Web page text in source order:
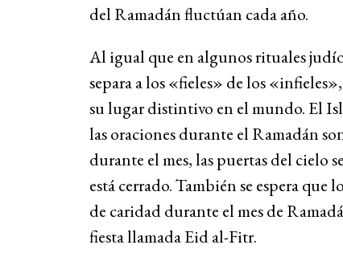
del Ramadán fluctúan cada año.
Al igual que en algunos rituales
separa a los «fieles» de los
su lugar distintivo en el mundo. El
las oraciones durante el Ramadán
durante el mes, las puertas del cielo
está cerrado. También se espera que
de caridad durante el mes de
fiesta llamada Eid al-Fitr.